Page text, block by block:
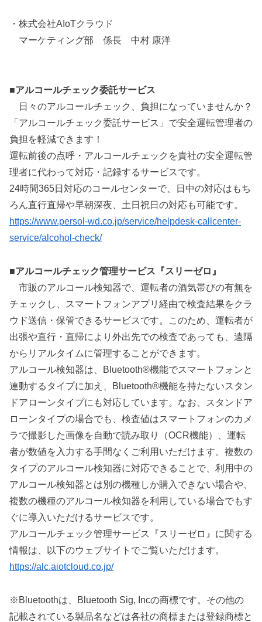
・株式会社AIoTクラウド
マーケティング部 係長 中村 康洋
■アルコールチェック委託サービス
日々のアルコールチェック、負担になっていませんか？
「アルコールチェック委託サービス」で安全運転管理者の
負担を軽減できます！
運転前後の点呼・アルコールチェックを貴社の安全運転管
理者に代わって対応・記録するサービスです。
24時間365日対応のコールセンターで、日中の対応はもち
ろん直行直帰や早朝深夜、土日祝日の対応も可能です。
https://www.persol-wd.co.jp/service/helpdesk-callcenter-
service/alcohol-check/
■アルコールチェック管理サービス『スリーゼロ』
市販のアルコール検知器で、運転者の酒気帯びの有無を
チェックし、スマートフォンアプリ経由で検査結果をクラ
ウド送信・保管できるサービスです。このため、運転者が
出張や直行・直帰により外出先での検査であっても、遠隔
からリアルタイムに管理することができます。
アルコール検知器は、Bluetooth®機能でスマートフォンと
連動するタイプに加え、Bluetooth®機能を持たないスタン
ドアローンタイプにも対応しています。なお、スタンドア
ローンタイプの場合でも、検査値はスマートフォンのカメ
ラで撮影した画像を自動で読み取り（OCR機能）、運転
者が数値を入力する手間なくご利用いただけます。複数の
タイプのアルコール検知器に対応できることで、利用中の
アルコール検知器とは別の機種しか購入できない場合や、
複数の機種のアルコール検知器を利用している場合でもす
ぐに導入いただけるサービスです。
アルコールチェック管理サービス『スリーゼロ』に関する
情報は、以下のウェブサイトでご覧いただけます。
https://alc.aiotcloud.co.jp/
※Bluetoothは、Bluetooth Sig, Incの商標です。その他の
記載されている製品名などは各社の商標または登録商標と